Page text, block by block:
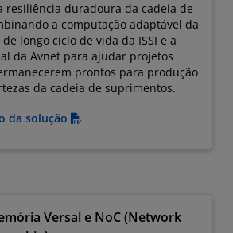
resiliência duradoura da cadeia de
a computação adaptável da
longo ciclo de vida da ISSI e a
da Avnet para ajudar projetos
prontos para produção
da cadeia de suprimentos.
da solução
Versal e NoC (Network